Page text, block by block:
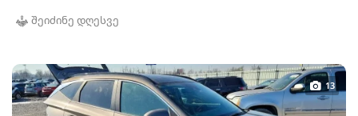
შეიძინე დღესვე
13